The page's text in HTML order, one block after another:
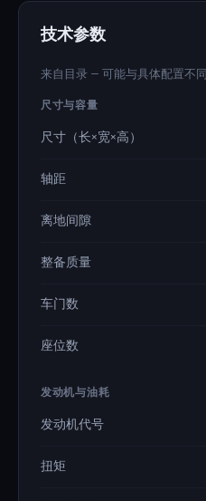
技术参数
来自目录 — 可能与具体配置不同
尺寸与容量
尺寸（长×宽×高）
轴距
离地间隙
整备质量
车门数
座位数
发动机与油耗
发动机代号
扭矩